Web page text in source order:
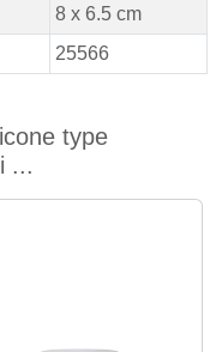
8 x 6.5 cm
25566
type
...